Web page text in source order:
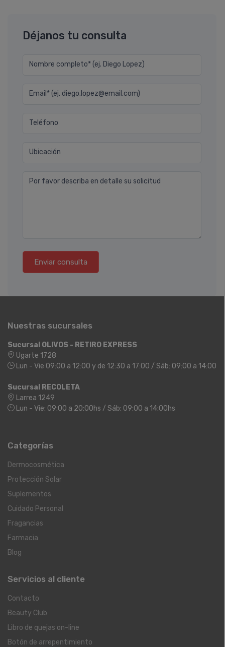
Déjanos tu consulta
Nombre completo* (ej. Diego Lopez)
Email* (ej. diego.lopez@email.com)
Teléfono
Ubicación
Por favor describa en detalle su solicitud
Enviar consulta
Nuestras sucursales
Sucursal OLIVOS - RETIRO EXPRESS
Ugarte 1728
Lun - Vie 09:00 a 12:00 y de 12:30 a 17:00 / Sáb: 09:00 a 14:00
Sucursal RECOLETA
Larrea 1249
Lun - Vie: 09:00 a 20:00hs / Sáb: 09:00 a 14:00hs
Categorías
Dermocosmética
Protección Solar
Suplementos
Cuidado Personal
Fragancias
Farmacia
Blog
Servicios al cliente
Contacto
Beauty Club
Libro de quejas on-line
Botón de arrepentimiento